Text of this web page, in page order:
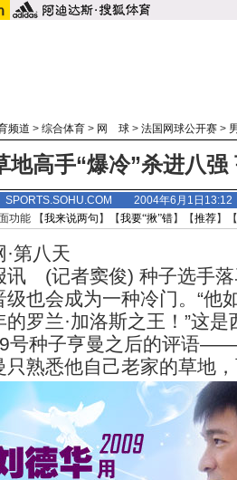
频道 > 综合体育 > 网 球 > 法国网球公开赛 >
地高手“爆冷”杀进八
SPORTS.SOHU.COM 2004年6月1日13:12
功能 【我来说两句 】【我要“揪”错】【推荐】
八天
(记者窦俊) 种子选手落
级也会成为一种冷门。“他
的罗兰·加洛斯之王！”这
号种子亨曼之后的评语
只熟悉他自己老家的草地